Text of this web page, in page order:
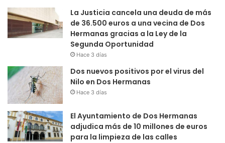
La Justicia cancela una deuda de más
de 36.500 euros a una vecina de Dos
Hermanas gracias a la Ley de la
Segunda Oportunidad
Hace 3 días
Dos nuevos positivos por el virus del
Nilo en Dos Hermanas
Hace 3 días
El Ayuntamiento de Dos Hermanas
adjudica más de 10 millones de euros
para la limpieza de las calles